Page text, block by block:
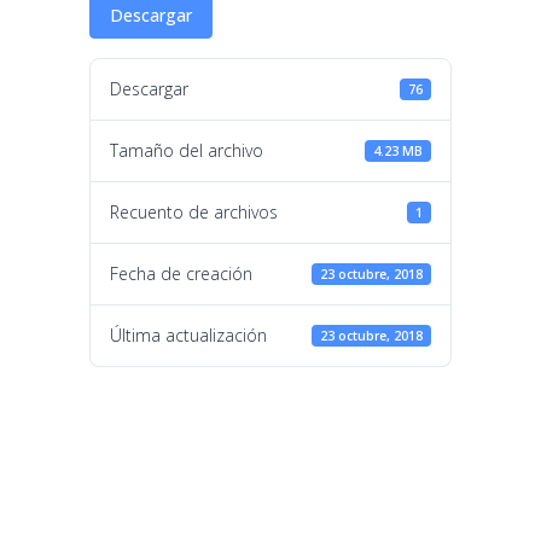
Descargar
Descargar 76
Tamaño del archivo 4.23 MB
Recuento de archivos 1
Fecha de creación 23 octubre, 2018
Última actualización 23 octubre, 2018